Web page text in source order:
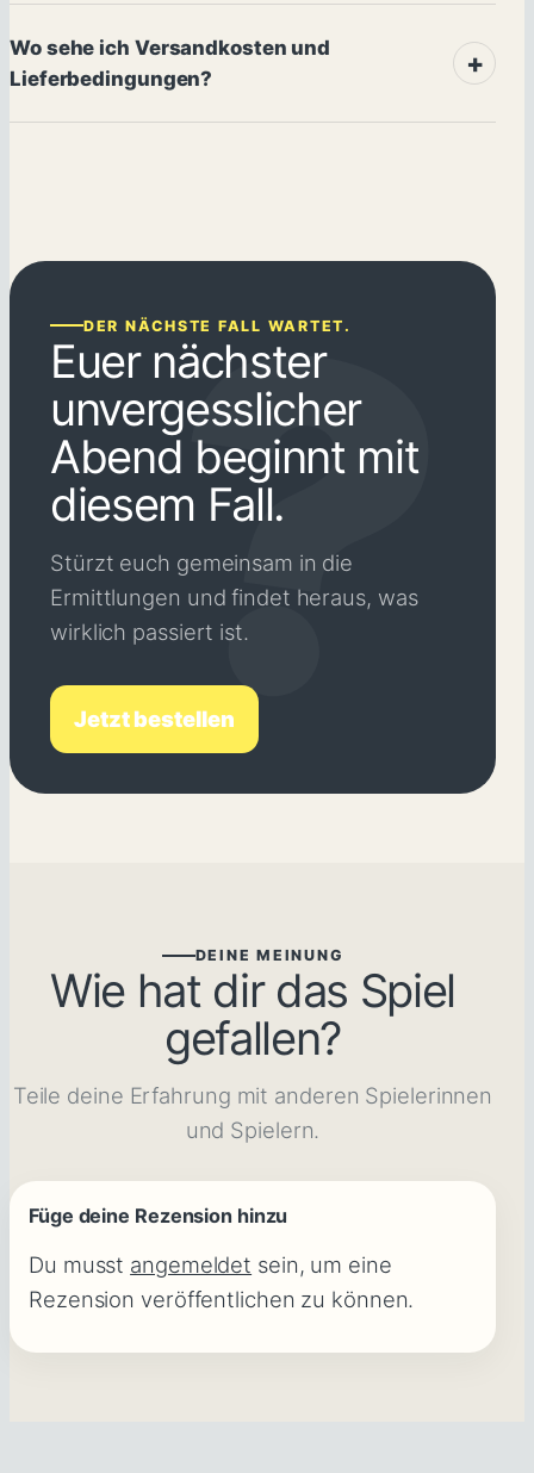
Wo sehe ich Versandkosten und
Lieferbedingungen?
DER NÄCHSTE FALL WARTET.
Euer nächster
unvergesslicher
Abend beginnt mit
diesem Fall.
Stürzt euch gemeinsam in die
Ermittlungen und findet heraus, was
wirklich passiert ist.
Jetzt bestellen
DEINE MEINUNG
Wie hat dir das Spiel
gefallen?
Teile deine Erfahrung mit anderen Spielerinnen
und Spielern.
Füge deine Rezension hinzu
Du musst angemeldet sein, um eine
Rezension veröffentlichen zu können.